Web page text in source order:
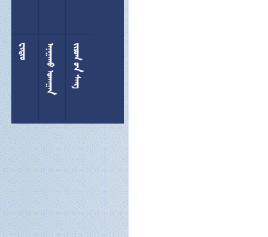
     